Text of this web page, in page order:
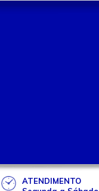
ATENDIMENTO